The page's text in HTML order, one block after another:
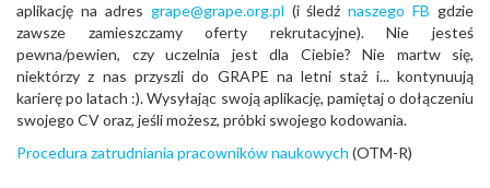
aplikację na adres grape@grape.org.pl (i śledźnaszego FB gdzie
zawsze zamieszczamy oferty rekrutacyjne). Nie jesteś
pewna/pewien, czy uczelnia jest dla Ciebie? Nie martw się,
niektórzy z nas przyszli do GRAPE na letni staż i... kontynuują
karierę po latach :). Wysyłając swoją aplikację, pamiętaj o dołączeniu
swojego CV oraz, jeśli możesz, próbki swojego kodowania.
Procedura zatrudniania pracowników naukowych (OTM-R)